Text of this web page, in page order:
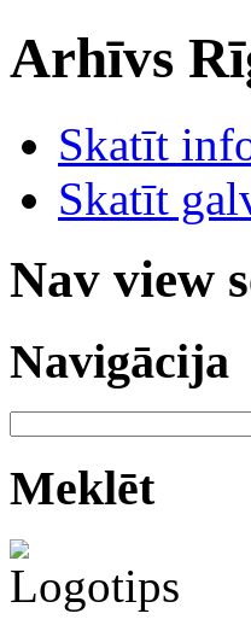
Arhīvs
Skatīt
Skatīt
Nav view
Navigācija
Meklēt